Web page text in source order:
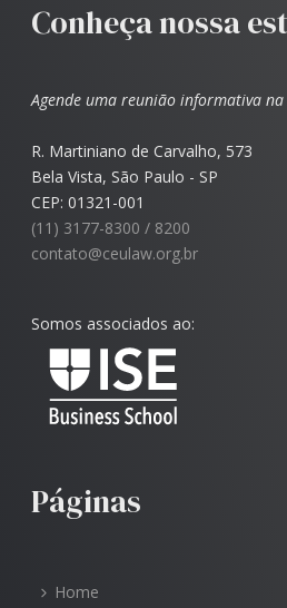
Conheça nossa
Agende uma reunião informativa na
R. Martiniano de Carvalho, 573
Bela Vista, São Paulo - SP
CEP: 01321-001
(11) 3177-8300 / 8200
contato@ceulaw.org.br
Somos associados ao:
Páginas
Home